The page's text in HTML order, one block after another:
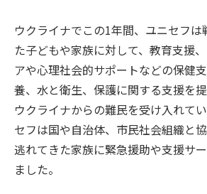
ウクライナでこの1年間、ユニセフは
た子どもや家族に対して、教育支援
アや心理社会的サポートなどの保健
養、水と衛生、保護に関する支援を
ウクライナからの難民を受け入れて
セフは国や自治体、市民社会組織と
逃れてきた家族に緊急援助や支援サ
ました。